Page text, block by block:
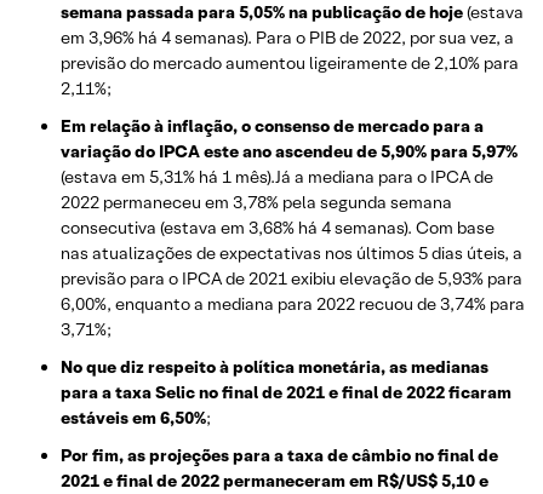
semana passada para 5,05% na publicação de hoje(estava
em 3,96% há 4 semanas). Para o PIB de 2022, por sua vez, a
previsão do mercado aumentou ligeiramente de 2,10% para
2,11%;
Em relação à inflação, o consenso de mercado para a
variação do IPCA este ano ascendeu de 5,90% para 5,97%
(estava em 5,31% há 1 mês).Já a mediana para o IPCA de
2022 permaneceu em 3,78% pela segunda semana
consecutiva (estava em 3,68% há 4 semanas). Com base
nas atualizações de expectativas nos últimos 5 dias úteis, a
previsão para o IPCA de 2021 exibiu elevação de 5,93% para
6,00%, enquanto a mediana para 2022 recuou de 3,74% para
3,71%;
No que diz respeito à política monetária, as medianas
para a taxa Selic no final de 2021 e final de 2022 ficaram
estáveis em 6,50%;
Por fim, as projeções para a taxa de câmbio no final de
2021 e final de 2022 permaneceram em R$/US$ 5,10 e